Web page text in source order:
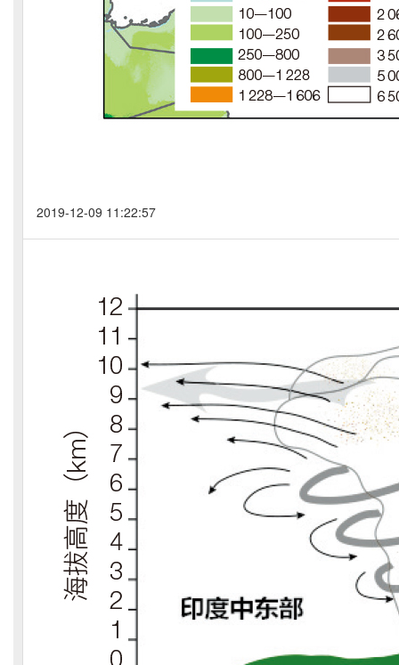
2019-12-09 11:22:57